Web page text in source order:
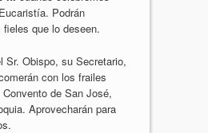
Podrán
que lo deseen.
Sr. Obispo, su Secretario,
con los frailes
de San José,
Aprovecharán para